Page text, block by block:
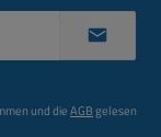
und dieAGBgelesen